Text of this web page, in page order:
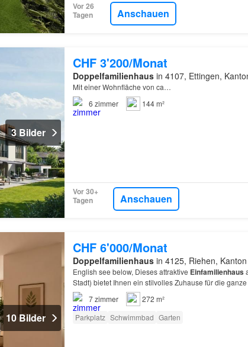
Vor 26
Tagen
Anschauen
3 Bilder
CHF 3'200/Monat
Doppelfamilienhausin 4107, Ettingen,
Mit einer Wohnfläche von ca…
6 zimmer 144 m²
Vor 30+
Tagen
Anschauen
10 Bilder
CHF 6'000/Monat
Doppelfamilienhausin 4125, Riehen,
English see below, Dieses attraktive Einfamilienhaus
Stadt) bietet Ihnen ein stilvolles Zuhause für die
7zimmer
272 m²
Parkplatz Schwimmbad Garten